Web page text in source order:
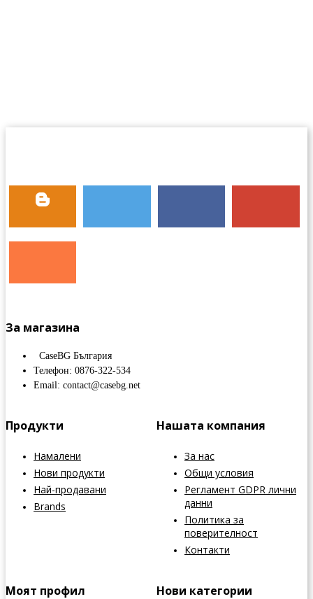
За магазина
CaseBG България
Телефон: 0876-322-534
Email: contact@casebg.net
Продукти
Намалени
Нови продукти
Най-продавани
Brands
Нашата компания
За нас
Общи условия
Регламент GDPR лични
данни
Политика за
поверителност
Контакти
Моят профил Нови категории